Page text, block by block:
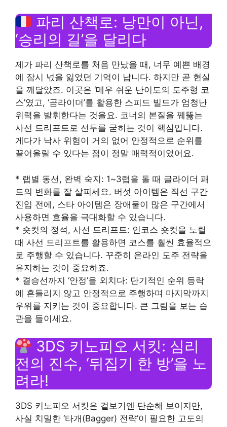
파리 산책로: 낭만이 아닌,
‘승리의 길’을 달리다
제가 파리 산책로를 처음 만났을 때, 너무 예쁜 배경
에 잠시 넋을 잃었던 기억이 납니다. 하지만 곧 현실
을 깨달았죠. 이곳은 ‘매우 쉬운 난이도의 도주형 코
스’였고, ‘곰라이더’를 활용한 스피드 빌드가 엄청난
위력을 발휘한다는 것을요. 코너의 본질을 꿰뚫는
사선 드리프트로 선두를 굳히는 것이 핵심입니다.
게다가 낙사 위험이 거의 없어 안정적으로 순위를
끌어올릴 수 있다는 점이 정말 매력적이었어요.
* 랩별 동선, 완벽 숙지: 1~3랩을 돌 때 글라이더 패
드의 변화를 잘 살피세요. 버섯 아이템은 직선 구간
진입 전에, 스타 아이템은 장애물이 많은 구간에서
사용하면 효율을 극대화할 수 있습니다.
* 숏컷의 정석, 사선 드리프트: 인코스 숏컷을 노릴
때 사선 드리프트를 활용하면 코스를 훨씬 효율적으
로 주행할 수 있습니다. 꾸준히 온라인 도주 전략을
유지하는 것이 중요하죠.
* 결승선까지 ‘안정’을 외치다: 단기적인 순위 등락
에 흔들리지 않고 안정적으로 주행하며 마지막까지
우위를 지키는 것이 중요합니다. 큰 그림을 보는 습
관을 들이세요.
3DS 키노피오 서킷: 심리
전의 진수, ‘뒤집기 한 방’을 노
려라!
3DS 키노피오 서킷은 겉보기엔 단순해 보이지만,
사실 치밀한 ‘타개(Bagger) 전략’이 필요한 고도의